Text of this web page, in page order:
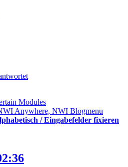
Modules
Anywhere, NWI Blogmenu
/ Eingabefelder fixieren